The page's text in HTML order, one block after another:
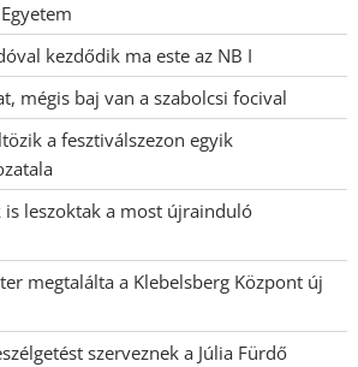
kezdődik ma este az NB I
mégis baj van a szabolcsi focival
a fesztiválszezon egyik
is leszoktak a most újrainduló
megtalálta a Klebelsberg Központ új
szerveznek a Júlia Fürdő